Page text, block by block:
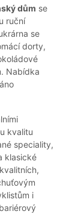
dům se
ruční
se
dorty,
Nabídka
kvalitu
speciality,
klasické
i